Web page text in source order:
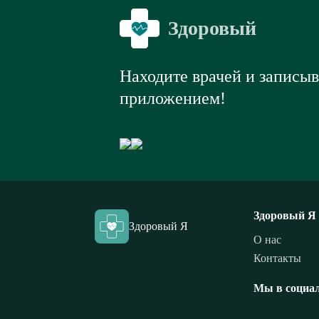
Здоровый
Находите врачей и
приложением!
Здоровый Я
Здоровый Я
О нас
Контакты
Мы в